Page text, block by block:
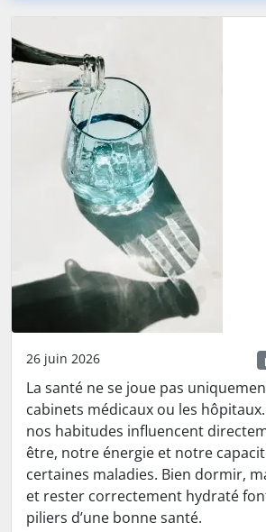
26 juin 2026
La santé ne se joue pas
cabinets médicaux ou les
nos habitudes influencent
être, notre énergie et notre
certaines maladies. Bien dormir,
et rester correctement hydraté
piliers d’une bonne santé.